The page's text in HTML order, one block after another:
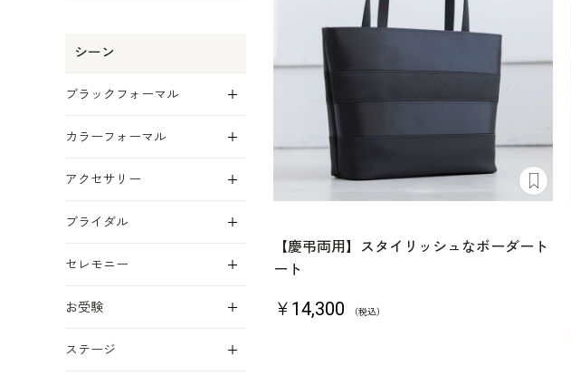
【慶弔両用】スタイリッシュなボーダート
ート
￥14,300 （税込）
シーン
ブラックフォーマル
カラーフォーマル
アクセサリー
ブライダル
セレモニー
お受験
ステージ